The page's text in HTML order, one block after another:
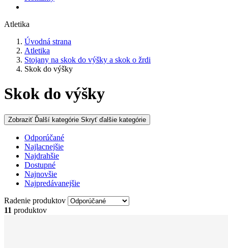
Atletika
Úvodná strana
Atletika
Stojany na skok do výšky a skok o žrdi
Skok do výšky
Skok do výšky
Zobraziť Ďalší kategórie Skryť ďalšie kategórie
Odporúčané
Najlacnejšie
Najdrahšie
Dostupné
Najnovšie
Najpredávanejšie
Radenie produktov
11 produktov